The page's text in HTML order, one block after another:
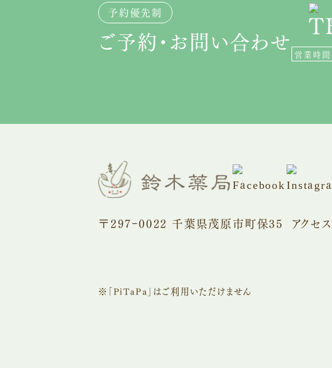
予約優先制
ご予約・お問い合わせ 営業時間
〒297ｰ0022 千葉県茂原市町保35 アクセス
※「PiTaPa」はご利用いただけません